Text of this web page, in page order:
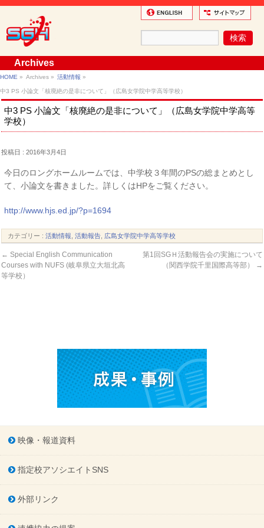
Archives
HOME » Archives » 活動情報 »
中3 PS 小論文「核廃絶の是非について」（広島女学院中学高等学校）
中3 PS 小論文「核廃絶の是非について」（広島女学院中学高等
学校）
投稿日 : 2016年3月4日
今日のロングホームルームでは、中学校３年間のPSの総まとめとし
て、小論文を書きました。詳しくはHPをご覧ください。
http://www.hjs.ed.jp/?p=1694
カテゴリー :活動情報 ,活動報告 広島女学院中学高等学校
← Special English Communication
Courses with NUFS (岐阜県立大垣北高
等学校）
第1回SGＨ活動報告会の実施について
（関西学院千里国際高等部）
→
映像・報道資料
指定校アソシエイトSNS
外部リンク